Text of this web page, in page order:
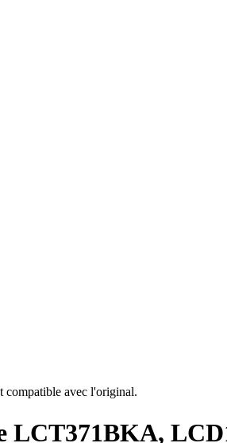
compatible avec l'original.
LCT371BKA,